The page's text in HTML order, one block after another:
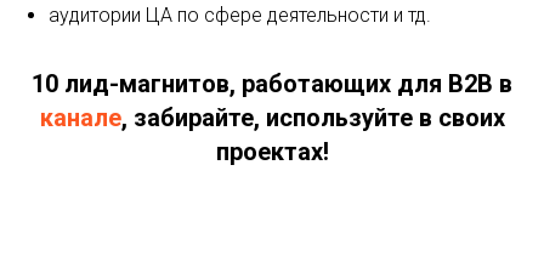
аудитории ЦА по сфере деятельности и тд.
10 лид-магнитов, работающих для B2B в
канале, забирайте, используйте в своих
проектах!